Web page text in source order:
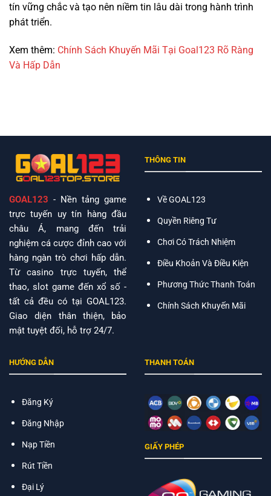
tín vững chắc và tạo nên niềm tin lâu dài trong hành trình
phát triển.
Xem thêm: Chính Sách Khuyến Mãi Tại Goal123 Rõ Ràng
Và Hấp Dẫn
GOAL123 - Nền tảng game
trực tuyến uy tín hàng đầu
châu Á, mang đến trải
nghiệm cá cược đỉnh cao với
hàng ngàn trò chơi hấp dẫn.
Từ casino trực tuyến, thể
thao, slot game đến xổ số -
tất cả đều có tại GOAL123.
Giao diện thân thiện, bảo
mật tuyệt đối, hỗ trợ 24/7.
THÔNG TIN
Về GOAL123
Quyền Riêng Tư
Chơi Có Trách Nhiệm
Điều Khoản Và Điều Kiện
Phương Thức Thanh Toán
Chính Sách Khuyến Mãi
HƯỚNG DẪN
Đăng Ký
Đăng Nhập
Nạp Tiền
Rút Tiền
Đại Lý
THANH TOÁN
GIẤY PHÉP